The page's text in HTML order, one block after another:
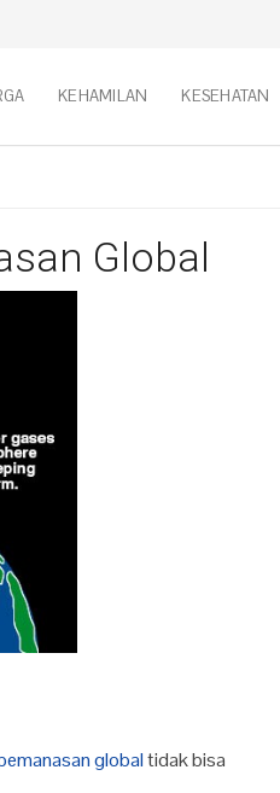
KEHAMILAN KESEHATAN
Global
globaltidak bisa